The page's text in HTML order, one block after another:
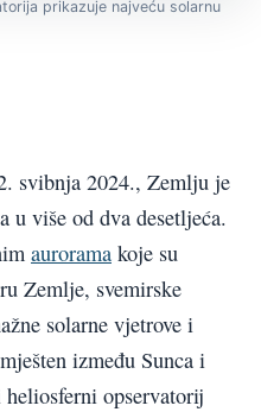
prikazuje najveću solarnu
svibnja 2024., Zemlju je
u više od dva desetljeća.
aurorama koje su
Zemlje, svemirske
solarne vjetrove i
između Sunca i
opservatorij